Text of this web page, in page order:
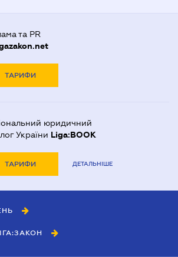
та PR
ТАРИФИ
юридичний
України Liga:BOOK
ТАРИФИ ДЕТАЛЬНІШЕ